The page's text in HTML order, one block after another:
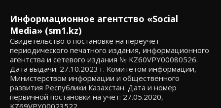
Информационное агентство «Social
Media» (sm1.kz)
Свидетельство о постановке на переучет
периодического печатного издания, информационного
агентства и сетевого издания № KZ60VPY00080526.
Дата выдачи: 27.10.2023 г. Комитетом информации,
Министерством информации и общественного
развития Республики Казахстан. Дата и номер
первичной постановки на учет: 27.05.2020,
KZ69VPY00023522.